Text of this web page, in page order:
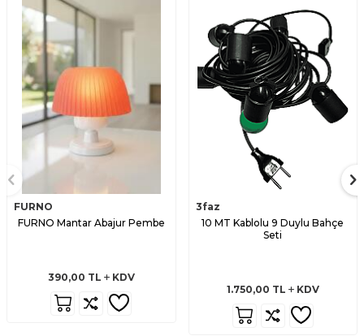
FURNO
FURNO Mantar Abajur Pembe
390,00 TL KDV
3faz
10 MT Kablolu 9 Duylu Bahçe
Seti
1.750,00 TL KDV